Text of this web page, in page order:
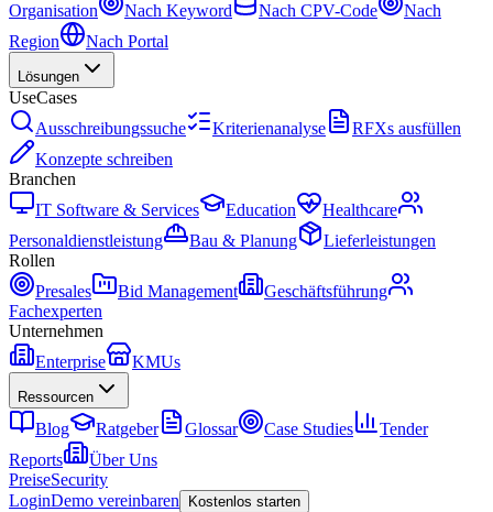
Organisation
Nach Keyword Nach CPV-Code
Nach
Region
Nach Portal
Lösungen
UseCases
Ausschreibungssuche
Kriterienanalyse
RFXs ausfüllen
Konzepte schreiben
Branchen
IT Software & Services
Education
Healthcare
Personaldienstleistung
Bau & Planung
Lieferleistungen
Rollen
Presales
Bid Management
Geschäftsführung
Fachexperten
Unternehmen
Enterprise
KMUs
Ressourcen
Blog Ratgeber Glossar Case Studies
Tender
Reports
Über Uns
PreiseSecurity
LoginDemo vereinbaren Kostenlos starten